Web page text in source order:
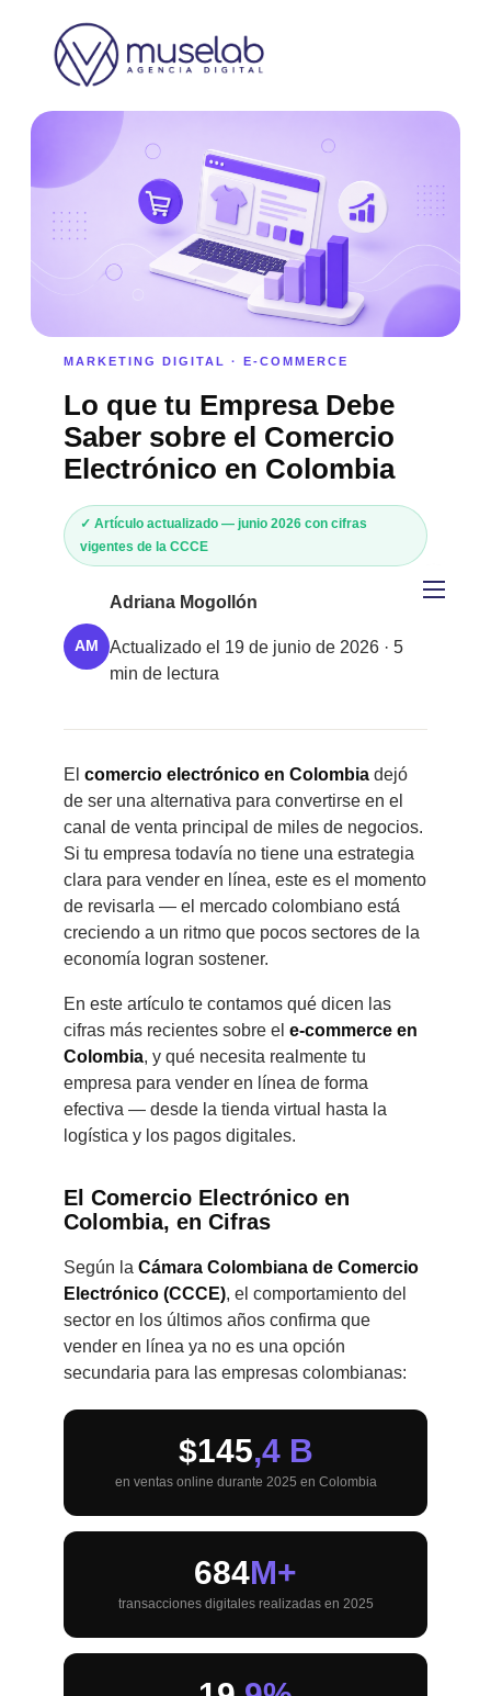
Diseño páginas web
Manejo de Redes Sociales
Emprendedores
Sobre Nosotros
Pagos en Línea
Portafolio
Blog
Contacto
MARKETING DIGITAL · E-COMMERCE
Lo que tu Empresa Debe
Saber sobre el Comercio
Electrónico en Colombia
✓ Artículo actualizado — junio 2026 con cifras
vigentes de la CCCE
AM
Adriana Mogollón
Actualizado el 19 de junio de 2026 · 5
min de lectura
El comercio electrónico en Colombiadejó
de ser una alternativa para convertirse en el
canal de venta principal de miles de negocios.
Si tu empresa todavía no tiene una estrategia
clara para vender en línea, este es el momento
de revisarla — el mercado colombiano está
creciendo a un ritmo que pocos sectores de la
economía logran sostener.
En este artículo te contamos qué dicen las
cifras más recientes sobre el e-commerce en
Colombia, y qué necesita realmente tu
empresa para vender en línea de forma
efectiva — desde la tienda virtual hasta la
logística y los pagos digitales.
El Comercio Electrónico en
Colombia, en Cifras
Según la Cámara Colombiana de Comercio
Electrónico (CCCE), el comportamiento del
sector en los últimos años confirma que
vender en línea ya no es una opción
secundaria para las empresas colombianas:
$145,4 B
en ventas online durante 2025 en Colombia
684M+
transacciones digitales realizadas en 2025